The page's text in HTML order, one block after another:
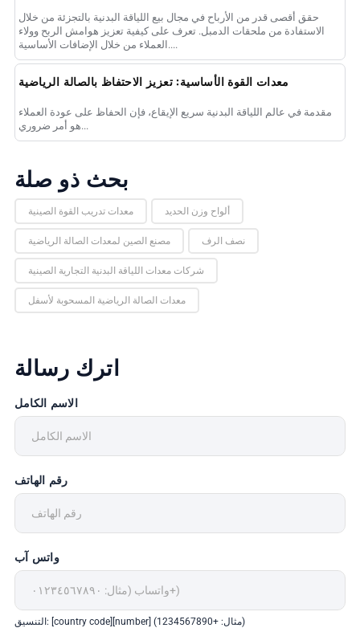
حقق أقصى قدر من الأرباح في مجال بيع اللياقة البدنية بالتجزئة من خلال
الاستفادة من ملحقات الدمبل. تعرف على كيفية تعزيز هوامش الربح وولاء
العملاء من خلال الإضافات الأساسية....
معدات القوة الأساسية: تعزيز الاحتفاظ بالصالة الرياضية
مقدمة في عالم اللياقة البدنية سريع الإيقاع، فإن الحفاظ على عودة العملاء
هو أمر ضروري...
بحث ذو صلة
معدات تدريب القوة الصينية ألواح وزن الحديد
مصنع الصين لمعدات الصالة الرياضية نصف الرف
شركات معدات اللياقة البدنية التجارية الصينية
معدات الصالة الرياضية المسحوبة لأسفل
اترك رسالة
الاسم الكامل
رقم الهاتف
واتس آب
التنسيق: [country code][number] (مثال: +1234567890)